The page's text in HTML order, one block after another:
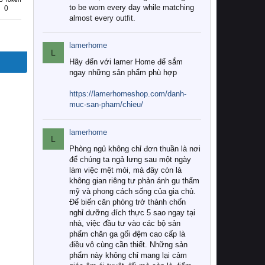
0
to be worn every day while matching
almost every outfit.
L
lamerhome
Hãy đến với lamer Home để sắm
ngay những sản phẩm phù hợp
https://lamerhomeshop.com/danh-
muc-san-pham/chieu/
L
lamerhome
Phòng ngủ không chỉ đơn thuần là nơi
để chúng ta ngả lưng sau một ngày
làm việc mệt mỏi, mà đây còn là
không gian riêng tư phản ánh gu thẩm
mỹ và phong cách sống của gia chủ.
Để biến căn phòng trở thành chốn
nghỉ dưỡng đích thực 5 sao ngay tại
nhà, việc đầu tư vào các bộ sản
phẩm chăn ga gối đệm cao cấp là
điều vô cùng cần thiết. Những sản
phẩm này không chỉ mang lại cảm